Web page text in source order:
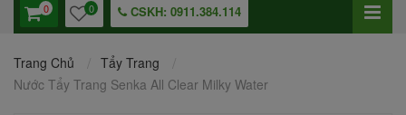
0 0 CSKH: 0911.384.114
Trang Chủ
Tẩy Trang
Nước Tẩy Trang Senka All Clear Milky Water